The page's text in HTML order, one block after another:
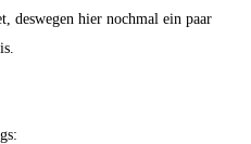
deswegen hier nochmal ein paar